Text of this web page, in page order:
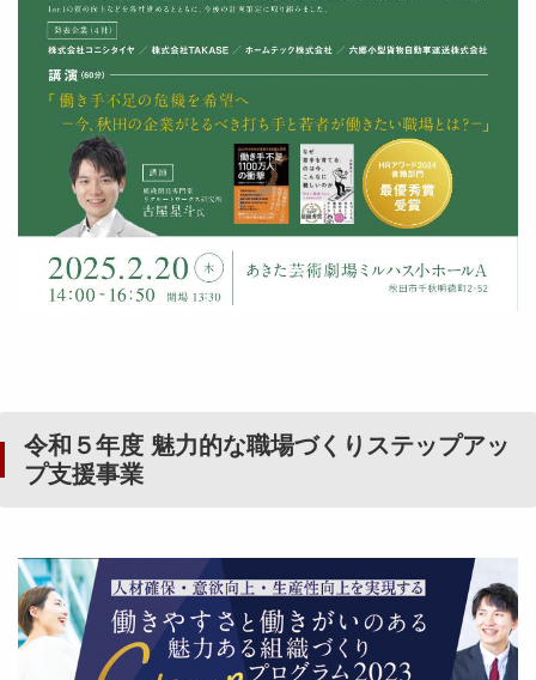
令和５年度 魅力的な職場づくりステップアッ
プ支援事業